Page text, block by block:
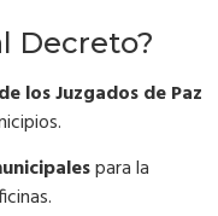
Decreto?
los Juzgados de Paz
para la